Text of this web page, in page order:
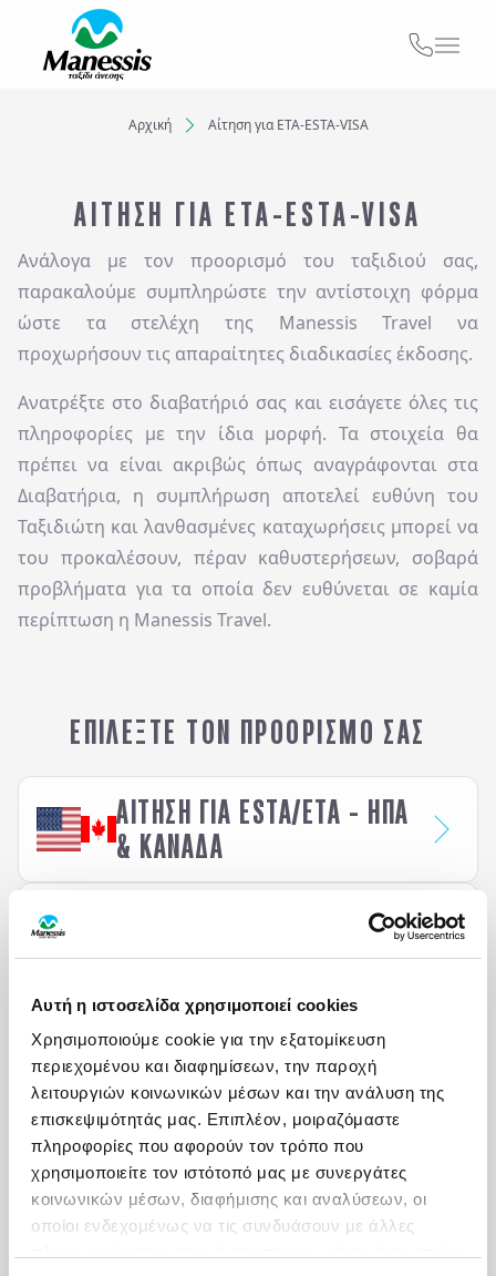
Αυτή η ιστοσελίδα χρησιμοποιεί cookies
Χρησιμοποιούμε cookie για την εξατομίκευση
περιεχομένου και διαφημίσεων, την παροχή
λειτουργιών κοινωνικών μέσων και την ανάλυση της
επισκεψιμότητάς μας. Επιπλέον, μοιραζόμαστε
πληροφορίες που αφορούν τον τρόπο που
χρησιμοποιείτε τον ιστότοπό μας με συνεργάτες
κοινωνικών μέσων, διαφήμισης και αναλύσεων, οι
οποίοι ενδεχομένως να τις συνδυάσουν με άλλες
Προορισμός...
Αναζήτηση
ΑΤΟΜΙΚΑ - TAILOR MADE TRIPS
ΓΑΜΗΛΙΟ ΤΑΞΙΔΙ
ΕΚΔΡΟΜΕΣ ΣΥΛΛΟΓΩΝ - ΣΩΜΑΤΕΙΩΝ
Αρχική Αίτηση για ETA-ESTA-VISA
ΑΊΤΗΣΗ ΓΙΑ ETA-ESTA-VISA
Ανάλογα με τον προορισμό του ταξιδιού σας,
παρακαλούμε συμπληρώστε την αντίστοιχη φόρμα
ώστε τα στελέχη της Manessis Travel να
προχωρήσουν τις απαραίτητες διαδικασίες έκδοσης.
Ανατρέξτε στο διαβατήριό σας και εισάγετε όλες τις
πληροφορίες με την ίδια μορφή. Τα στοιχεία θα
πρέπει να είναι ακριβώς όπως αναγράφονται στα
Διαβατήρια, η συμπλήρωση αποτελεί ευθύνη του
Ταξιδιώτη και λανθασμένες καταχωρήσεις μπορεί να
του προκαλέσουν, πέραν καθυστερήσεων, σοβαρά
προβλήματα για τα οποία δεν ευθύνεται σε καμία
περίπτωση η Manessis Travel.
ΕΠΙΛΕΞΤΕ ΤΟΝ ΠΡΟΟΡΙΣΜΟ ΣΑΣ
ΑΊΤΗΣΗ ΓΙΑ ESTA/ETA - ΗΠΑ
& ΚΑΝΑΔΑ
ΑIΤΗΣΗ ΓΙΑ ETA - ΗΝΩΜΕΝΟ
ΒΑΣΙΛΕΙΟ
ΑIΤΗΣΗ ΓΙΑ VISA - ΙΝΔΊΑ
ΑΙΤΗΣΗ ΓΙΑ VISA - ΒΙΕΤΝΑΜ
ΑΙΤΗΣΗ ΓΙΑ VISA - ΤΑΝΖΑΝΊΑ